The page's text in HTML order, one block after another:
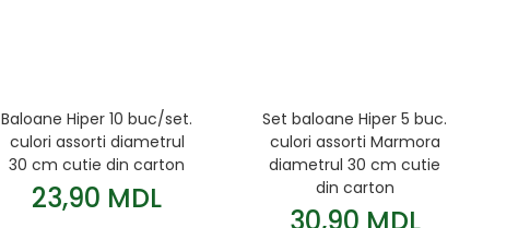
Baloane Hiper 10 buc/set.
culori assorti diametrul
30 cm cutie din carton
23,90 MDL
Set baloane Hiper 5 buc.
culori assorti Marmora
diametrul 30 cm cutie
din carton